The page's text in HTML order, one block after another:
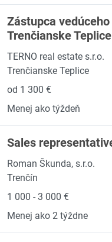
Zástupca
Trenčianske Teplice
TERNO real estate s.r.o.
Trenčianske Teplice
od 1 300 €
Menej ako týždeň
Sales
Roman Škunda, s.r.o.
Trenčín
1 000 - 3 000 €
Menej ako 2 týždne